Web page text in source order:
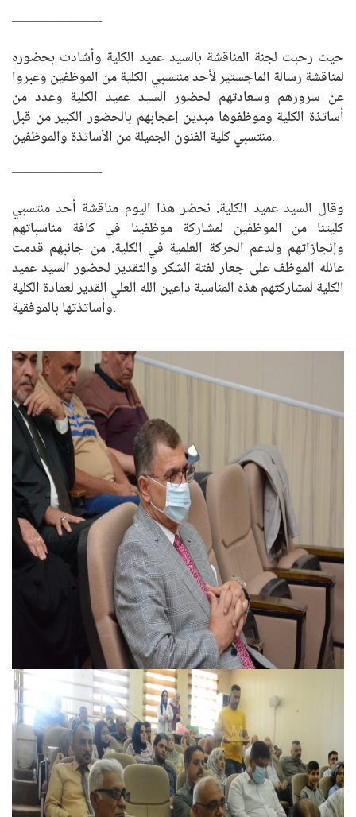
——————-
حيث رحبت لجنة المناقشة بالسيد عميد الكلية وأشادت بحضوره
لمناقشة رسالة الماجستير لأحد منتسبي الكلية من الموظفين وعبروا
عن سرورهم وسعادتهم لحضور السيد عميد الكلية وعدد من
أساتذة الكلية وموظفوها مبدين إعجابهم بالحضور الكبير من قبل
منتسبي كلية الفنون الجميلة من الأساتذة والموظفين.
——————-
وقال السيد عميد الكلية. نحضر هذا اليوم مناقشة أحد منتسبي
كليتنا من الموظفين لمشاركة موظفينا في كافة مناسباتهم
وإنجازاتهم ولدعم الحركة العلمية في الكلية. من جانبهم قدمت
عائله الموظف على جعار لفتة الشكر والتقدير لحضور السيد عميد
الكلية لمشاركتهم هذه المناسبة داعين الله العلي القدير لعمادة الكلية
وأساتذتها بالموفقية.